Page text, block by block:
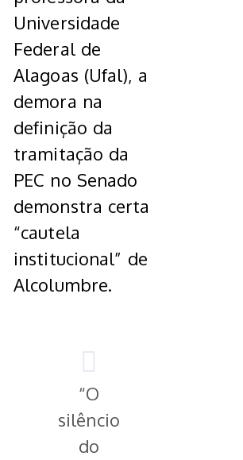
Universidade
Federal de
Alagoas (Ufal), a
demora na
definição da
tramitação da
PEC no Senado
demonstra certa
“cautela
institucional” de
Alcolumbre.
“O
silêncio
do